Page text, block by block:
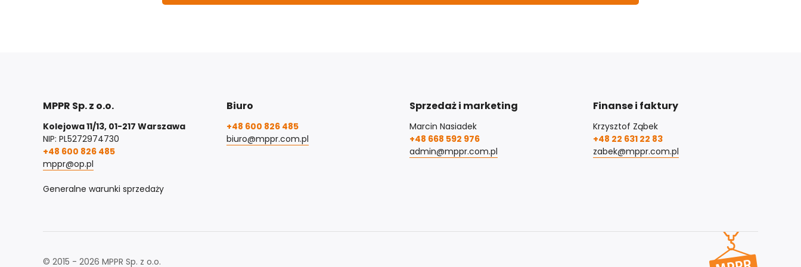
MPPR Sp. z o.o.
Kolejowa 11/13, 01-217 Warszawa
NIP: PL5272974730
+48 600 826 485
mppr@op.pl
Generalne warunki sprzedaży
Biuro
+48 600 826 485
biuro@mppr.com.pl
Sprzedaż i marketing
Marcin Nasiadek
+48 668 592 976
admin@mppr.com.pl
Finanse i faktury
Krzysztof Ząbek
+48 22 631 22 83
zabek@mppr.com.pl
© 2015 - 2026 MPPR Sp. z o.o.